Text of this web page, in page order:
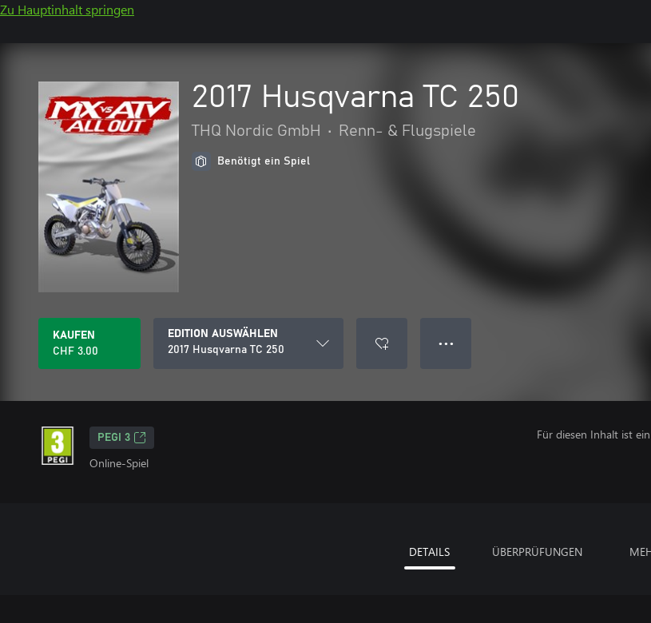
Zu Hauptinhalt springen
2017 Husqvarna TC 250
THQ Nordic GmbH • Renn- & Flugspiele
Benötigt ein Spiel
KAUFEN
CHF 3.00
EDITION AUSWÄHLEN
2017 Husqvarna TC 250
● ● ●
PEGI 3
Online-Spiel
Für diesen Inhalt ist
DETAILS ÜBERPRÜFUNGEN